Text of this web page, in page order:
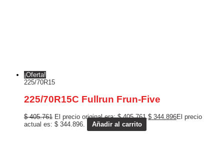
¡Oferta!
225/70R15
225/70R15C Fullrun Frun-Five
$405.761 El precio original era: $ 405.761.$ 344.896El precio
actual es: $ 344.896.
Añadir al carrito